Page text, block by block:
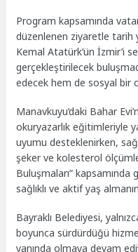
Program kapsamında
düzenlenen ziyaretle tarih
Kemal Atatürk’ün İzmir’i
gerçekleştirilecek
edecek hem de sosyal bir
Manavkuyu’daki Bahar
okuryazarlık eğitimleriyle
uyumu desteklenirken,
şeker ve kolesterol
Buluşmaları”
sağlıklı ve aktif yaş
Bayraklı Belediyesi,
boyunca sürdürdüğü
yanında olmaya devam